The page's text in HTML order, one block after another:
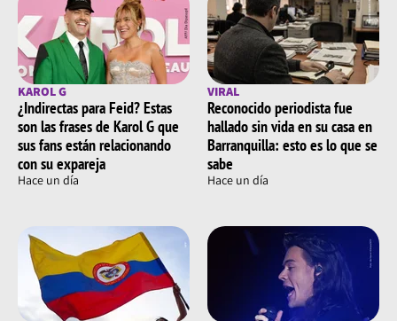
KAROL G
¿Indirectas para Feid? Estas
son las frases de Karol G que
sus fans están relacionando
con su expareja
Hace un día
VIRAL
Reconocido periodista fue
hallado sin vida en su casa en
Barranquilla: esto es lo que se
sabe
Hace un día